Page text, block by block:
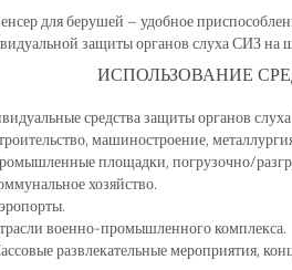
для берушей – удобное
защиты органов слуха СИЗ на
ИСПОЛЬЗОВАНИЕ
средства защиты органов
машиностроение,
площадки, погрузочно/
хозяйство.
военно-промышленного комплекса.
развлекательные мероприятия,